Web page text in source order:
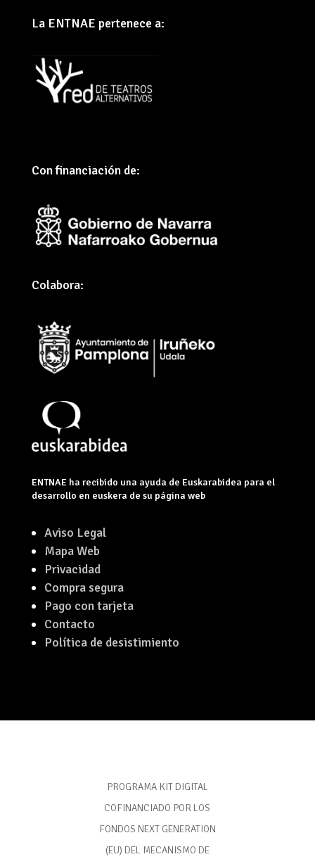
La ENTNAE pertenece a:
Con financiación de:
Colabora:
ENTNAE ha recibido una ayuda de Euskarabidea para el
desarrollo en euskera de su página web
Aviso Legal
Mapa Web
Privacidad
Compra segura
Pago con tarjeta
Contacto
Política de desistimiento
PROGRAMA KIT DIGITAL
COFINANCIADO POR LOS
FONDOS NEXT GENERATION
(EU) DEL MECANISMO DE